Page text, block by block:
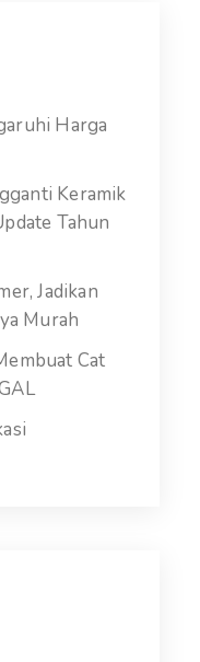
Harga
Keramik
Tahun
Jadikan
Murah
Cat